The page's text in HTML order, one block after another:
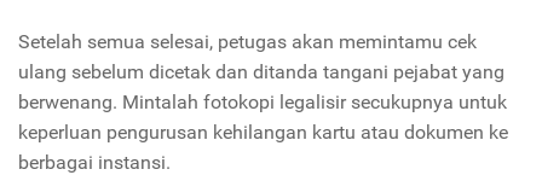
Setelah semua selesai, petugas akan memintamu cek
ulang sebelum dicetak dan ditanda tangani pejabat yang
berwenang. Mintalah fotokopi legalisir secukupnya untuk
keperluan pengurusan kehilangan kartu atau dokumen ke
berbagai instansi.